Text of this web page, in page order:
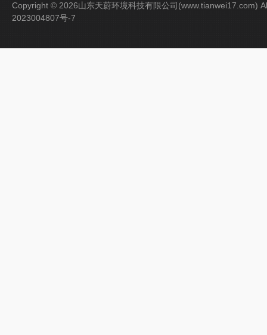
Copyright © 2026山东天蔚环境科技有限公司(www.tianwei17.com)
2023004807号-7